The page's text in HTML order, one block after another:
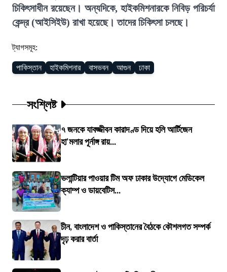
চিকিৎসাধীন রয়েছেন। অন্যদিকে, হাইকমিশনারকে নিবিড় পরিচর্যা
কেন্দ্র (আইসিইউ) রাখা হয়েছে। তাদের চিকিৎসা চলছে।
ট্যাগসমূহ:
পাকিস্তান হাইকমিশনার বাসভবন আগুন ঢাকা
সংশ্লিষ্ট
৭ জনকে যাবজ্জীবন কারাদণ্ড দিয়ে হলি আর্টিজেন
হা'মলার পূর্নাঙ্গ রায়...
ভলান্টিয়ার পাওয়ার টিম অফ ঢাকার উদ্যোগে মেডিকেল
ক্যাম্প ও ডায়বেটিস...
চীন, বাংলাদেশ ও পাকিস্তানের বৈঠকে কৌশলগত সম্পর্ক
দৃঢ় করার বার্তা